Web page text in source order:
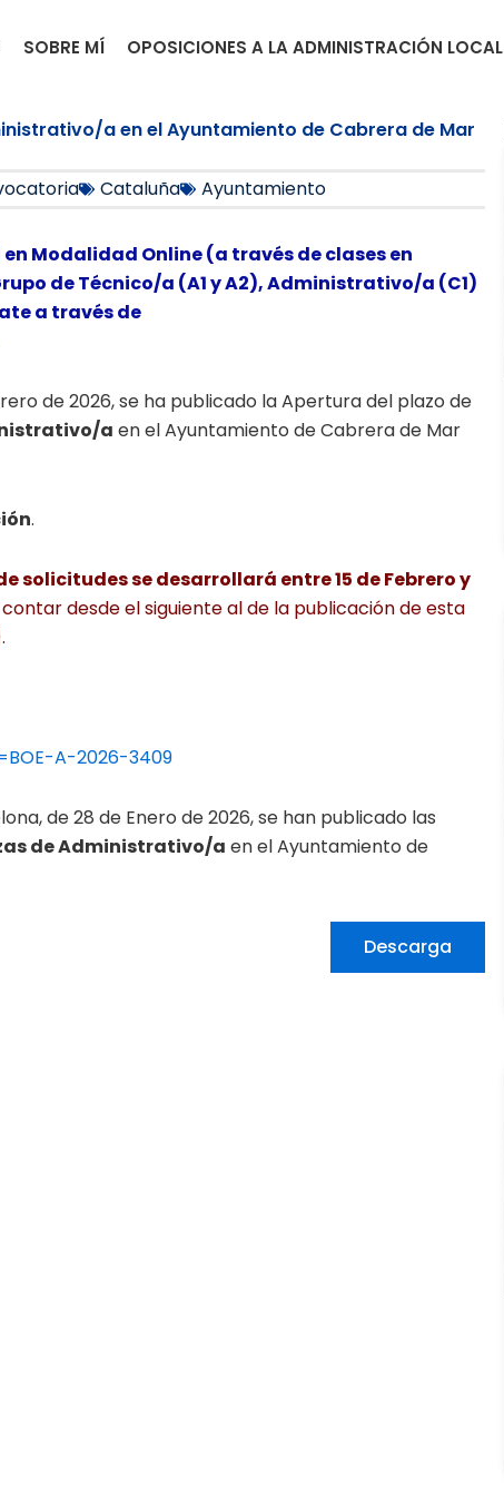
SOBRE MÍ OPOSICIONES A LA ADMINISTRACIÓN LOCAL
a en el Ayuntamiento de Cabrera de Mar
Cataluña Ayuntamiento
Modalidad Online (a través de clases en
de Técnico/a (A1 y A2), Administrativo/a (C1)
a través de
de 2026, se ha publicado la Apertura del plazo de
a en el Ayuntamiento de Cabrera de Mar
.
solicitudes se desarrollará entre 15 de Febrero y
desde el siguiente al de la publicación de esta
A-2026-3409
de 28 de Enero de 2026, se han publicado las
de Administrativo/a en el Ayuntamiento de
Descarga